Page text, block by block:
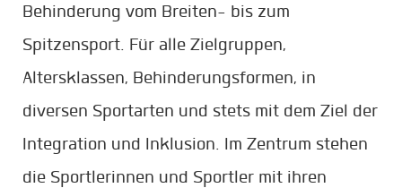
Behinderung vom Breiten- bis zum
Spitzensport. Für alle Zielgruppen,
Altersklassen, Behinderungsformen, in
diversen Sportarten und stets mit dem Ziel der
Integration und Inklusion. Im Zentrum stehen
die Sportlerinnen und Sportler mit ihren